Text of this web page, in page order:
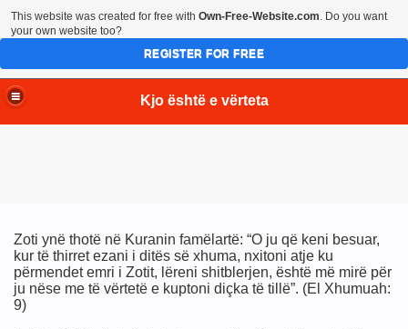
Kjo është e vërteta
Zoti ynë thotë në Kuranin famëlartë: “O ju që keni besuar,
kur të thirret ezani i ditës së xhuma, nxitoni atje ku
përmendet emri i Zotit, lëreni shitblerjen, është më mirë për
ju nëse me të vërtetë e kuptoni diçka të tillë”. (El Xhumuah:
9)
This website was created for free with Own-Free-Website.com. Do you want
your own website too?
REGISTER FOR FREE